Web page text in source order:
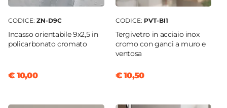
CODICE: ZN-D9C
Incasso orientabile 9x2,5 in
policarbonato cromato
€ 10,00
CODICE: PVT-BI1
Tergivetro in acciaio inox
cromo con ganci a muro e
ventosa
€ 10,50